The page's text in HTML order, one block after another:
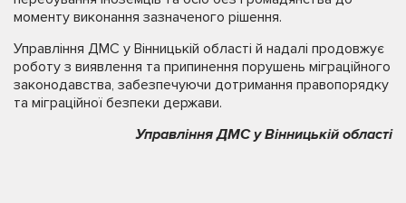
моменту виконання зазначеного рішення.
Управління ДМС у Вінницькій області й надалі продовжує
роботу з виявлення та припинення порушень міграційного
законодавства, забезпечуючи дотримання правопорядку
та міграційної безпеки держави.
Управління ДМС у Вінницькій області